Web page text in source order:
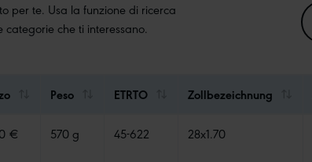
per te. Usa la funzione di ricerca
che ti interessano.
Peso ETRTO Zollbezeichnung
€ 570 g 45-622 28x1.70